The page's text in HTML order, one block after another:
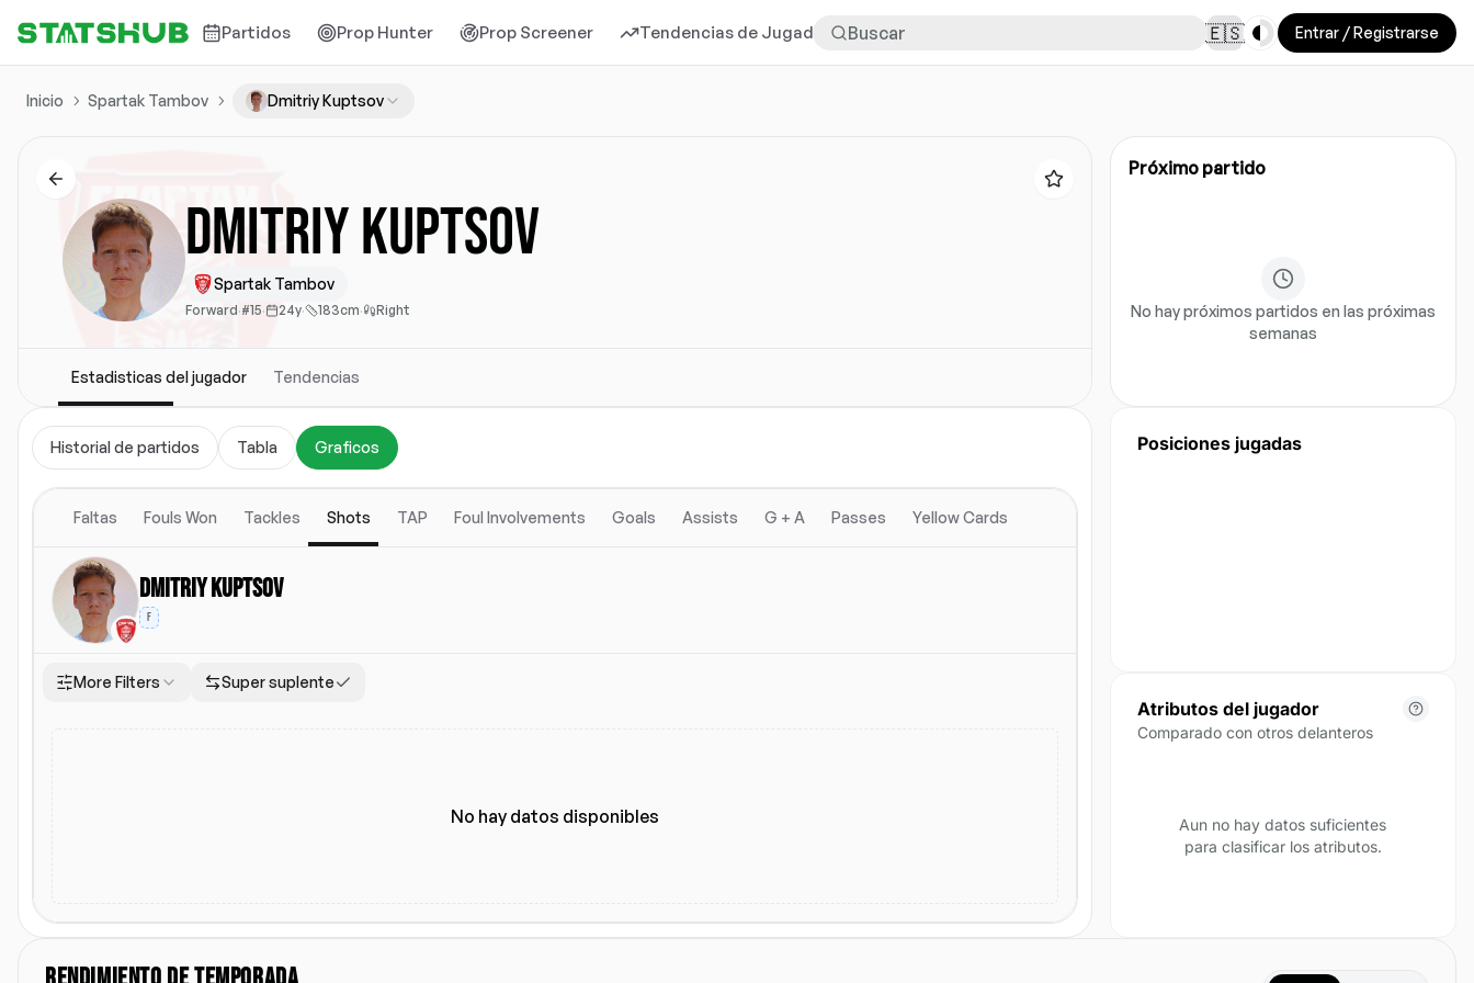
Partidos Prop Hunter Prop Screener Tendencias de Jugadores Más 🇪🇸 Toggle theme
Entrar / Registrarse
Inicio Spartak Tambov Dmitriy Kuptsov
Dmitriy Kuptsov
Spartak Tambov
Forward·#15· 24y· 183cm· Right
Estadisticas del jugador Tendencias
Próximo partido
No hay próximos partidos en las próximas
semanas
Historial de partidos Tabla Graficos
Faltas Fouls Won Tackles Shots TAP Foul Involvements Goals Assists G + A Passes Yellow Cards
Dmitriy Kuptsov
F
More Filters Super suplente
No hay datos disponibles
Posiciones jugadas
Atributos del jugador
Comparado con otros delanteros
Aun no hay datos suficientes
para clasificar los atributos.